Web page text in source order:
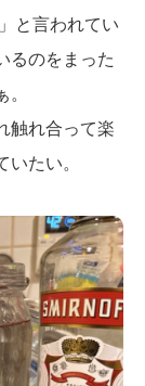
と言われてい
るのをまった
触れ合って楽
たい。